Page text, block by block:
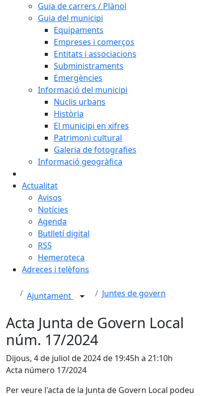
Guia de carrers / Plànol
Guia del municipi
Equipaments
Empreses i comerços
Entitats i associacions
Subministraments
Emergències
Informació del municipi
Nuclis urbans
Història
El municipi en xifres
Patrimoni cultural
Galeria de fotografies
Informació geogràfica
Actualitat
Avisos
Notícies
Agenda
Butlletí digital
RSS
Hemeroteca
Adreces i telèfons
Ajuntament Juntes de govern
Acta Junta de Govern Local
núm. 17/2024
Dijous, 4 de juliol de 2024 de 19:45h a 21:10h
Acta número 17/2024
Per veure l'acta de la Junta de Govern Local podeu